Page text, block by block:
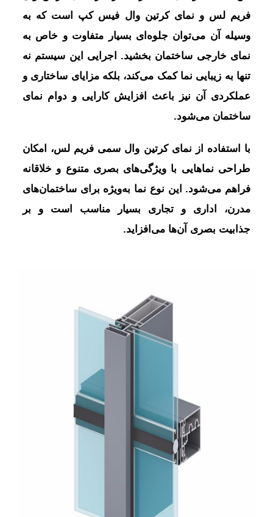
فریم لس و نمای کرتین وال فیس کپ است که به
وسیله آن می‌توان جلوه‌ای بسیار متفاوت و خاص به
نمای خارجی ساختمان بخشید. اجرایی این سیستم نه
تنها به زیبایی نما کمک می‌کند، بلکه مزایای ساختاری و
عملکردی آن نیز باعث افزایش کارایی و دوام نمای
ساختمان می‌شود.
با استفاده از نمای کرتین وال سمی فریم لس، امکان
طراحی نماهایی با ویژگی‌های بصری متنوع و خلاقانه
فراهم می‌شود. این نوع نما به‌ویژه برای ساختمان‌های
مدرن، اداری و تجاری بسیار مناسب است و بر
جذابیت بصری آن‌ها می‌افزاید.